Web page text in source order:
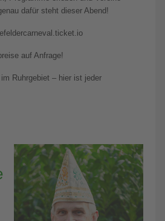
dafür steht dieser Abend!
auf Anfrage!
Ruhrgebiet – hier ist jeder